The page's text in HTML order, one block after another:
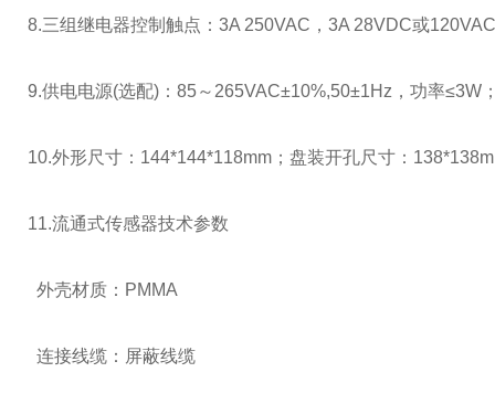
8.三组继电器控制触点： 3A 250VAC ， 3A 28VDC或120VAC
9.供电电源(选配) ： 85～ 265VAC±10%,50±1Hz ，功率≤3W
10.外形尺寸： 144*144*118mm ；盘装开孔尺寸：
11.流通式传感器技术参数
外壳材质： PMMA
连接线缆：屏蔽线缆